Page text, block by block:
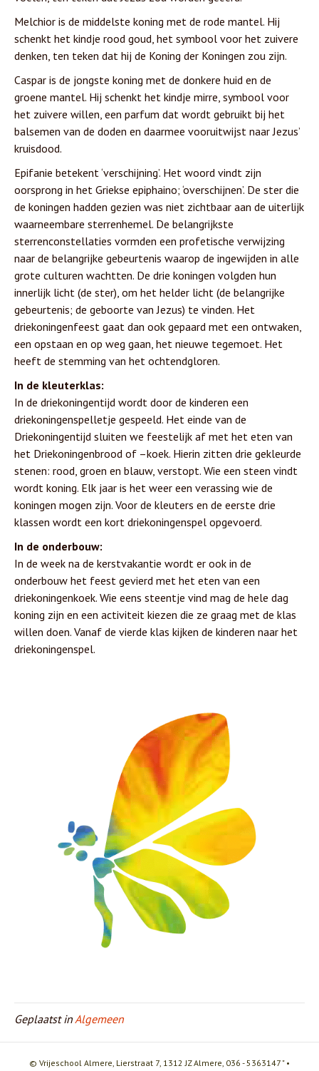
Melchior is de middelste koning met de rode mantel. Hij
schenkt het kindje rood goud, het symbool voor het zuivere
denken, ten teken dat hij de Koning der Koningen zou zijn.
Caspar is de jongste koning met de donkere huid en de
groene mantel. Hij schenkt het kindje mirre, symbool voor
het zuivere willen, een parfum dat wordt gebruikt bij het
balsemen van de doden en daarmee vooruitwijst naar Jezus’
kruisdood.
Epifanie betekent ‘verschijning’. Het woord vindt zijn
oorsprong in het Griekse epiphaino; ‘overschijnen’. De ster die
de koningen hadden gezien was niet zichtbaar aan de uiterlijk
waarneembare sterrenhemel. De belangrijkste
sterrenconstellaties vormden een profetische verwijzing
naar de belangrijke gebeurtenis waarop de ingewijden in alle
grote culturen wachtten. De drie koningen volgden hun
innerlijk licht (de ster), om het helder licht (de belangrijke
gebeurtenis; de geboorte van Jezus) te vinden. Het
driekoningenfeest gaat dan ook gepaard met een ontwaken,
een opstaan en op weg gaan, het nieuwe tegemoet. Het
heeft de stemming van het ochtendgloren.
In de kleuterklas:
In de driekoningentijd wordt door de kinderen een
driekoningenspelletje gespeeld. Het einde van de
Driekoningentijd sluiten we feestelijk af met het eten van
het Driekoningenbrood of –koek. Hierin zitten drie gekleurde
stenen: rood, groen en blauw, verstopt. Wie een steen vindt
wordt koning. Elk jaar is het weer een verassing wie de
koningen mogen zijn. Voor de kleuters en de eerste drie
klassen wordt een kort driekoningenspel opgevoerd.
In de onderbouw:
In de week na de kerstvakantie wordt er ook in de
onderbouw het feest gevierd met het eten van een
driekoningenkoek. Wie eens steentje vind mag de hele dag
koning zijn en een activiteit kiezen die ze graag met de klas
willen doen. Vanaf de vierde klas kijken de kinderen naar het
driekoningenspel.
Geplaatst in Algemeen
© Vrijeschool Almere, Lierstraat 7, 1312 JZ Almere, 036 - 5363147 " •